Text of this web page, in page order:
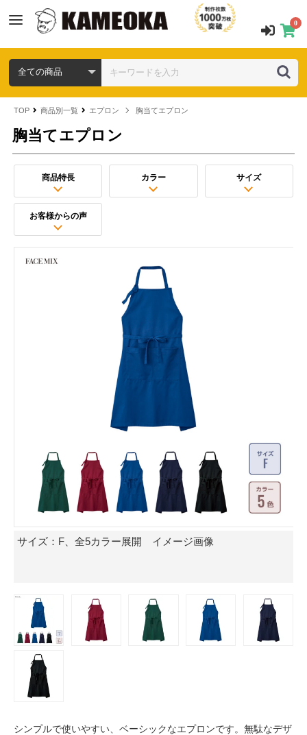
0
TOP 商品別一覧 エプロン 胸当てエプロン
胸当てエプロン
商品特長 カラー サイズ
お客様からの声
サイズ：F、全5カラー展開 イメージ画像
シンプルで使いやすい、ベーシックなエプロンです。無駄なデザ